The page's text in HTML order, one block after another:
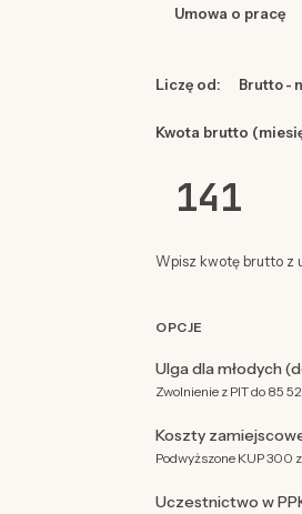
Umowa o pracę
Liczę od: Brutto -
Kwota brutto
Wpisz kwotę brutto z
OPCJE
Ulga dla młodych
Zwolnienie z PIT do 85
Koszty
Podwyższone KUP 300
Uczestnictwo w